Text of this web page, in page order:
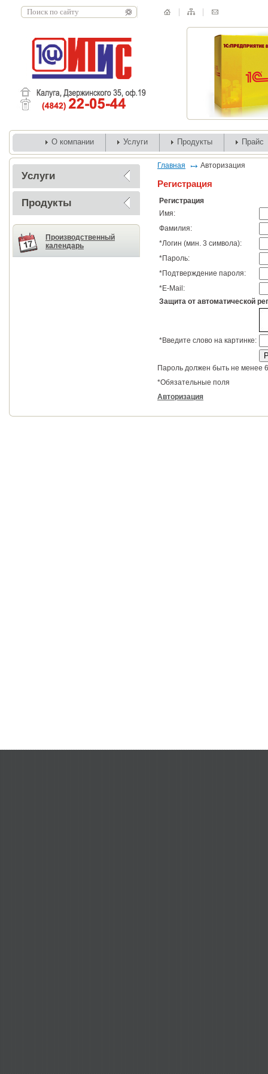
О компании Услуги Продукты Прайс
Услуги
Продукты
Производственный
календарь
Главная Авторизация
Регистрация
Регистрация
Имя:
Фамилия:
*Логин (мин. 3 символа):
*Пароль:
*Подтверждение пароля:
*E-Mail:
Защита от автоматической
*Введите слово на картинке:
Пароль должен быть не менее
*Обязательные поля
Авторизация